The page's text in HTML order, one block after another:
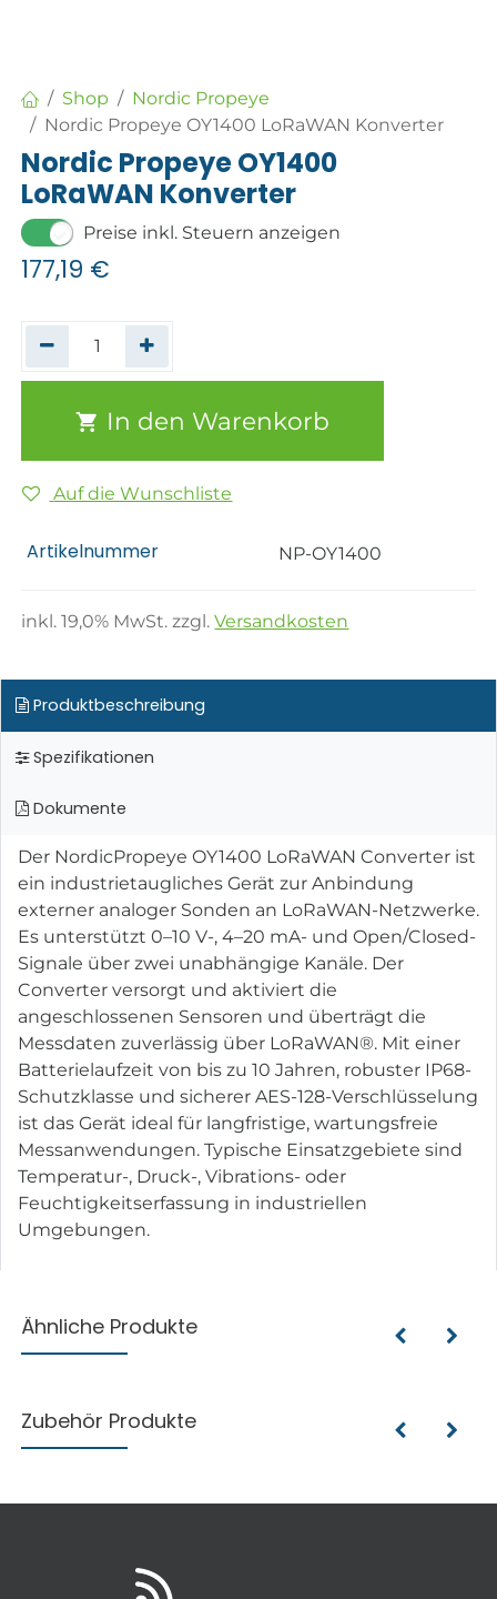
Shop
Nordic Propeye
Nordic Propeye OY1400 LoRaWAN Konverter
Nordic Propeye OY1400
LoRaWAN Konverter
Preise inkl. Steuern anzeigen
177,19 €
In den Warenkorb
Auf die Wunschliste
Artikelnummer NP-OY1400
inkl.19,0% MwSt. zzgl.Versandkosten
Produktbeschreibung
Spezifikationen
Dokumente
Der NordicPropeye OY1400 LoRaWAN Converter ist
ein industrietaugliches Gerät zur Anbindung
externer analoger Sonden an LoRaWAN-Netzwerke.
Es unterstützt 0–10 V-, 4–20 mA- und Open/Closed-
Signale über zwei unabhängige Kanäle. Der
Converter versorgt und aktiviert die
angeschlossenen Sensoren und überträgt die
Messdaten zuverlässig über LoRaWAN®. Mit einer
Batterielaufzeit von bis zu 10 Jahren, robuster IP68-
Schutzklasse und sicherer AES-128-Verschlüsselung
ist das Gerät ideal für langfristige, wartungsfreie
Messanwendungen. Typische Einsatzgebiete sind
Temperatur-, Druck-, Vibrations- oder
Feuchtigkeitserfassung in industriellen
Umgebungen.
Ähnliche Produkte
Zubehör Produkte